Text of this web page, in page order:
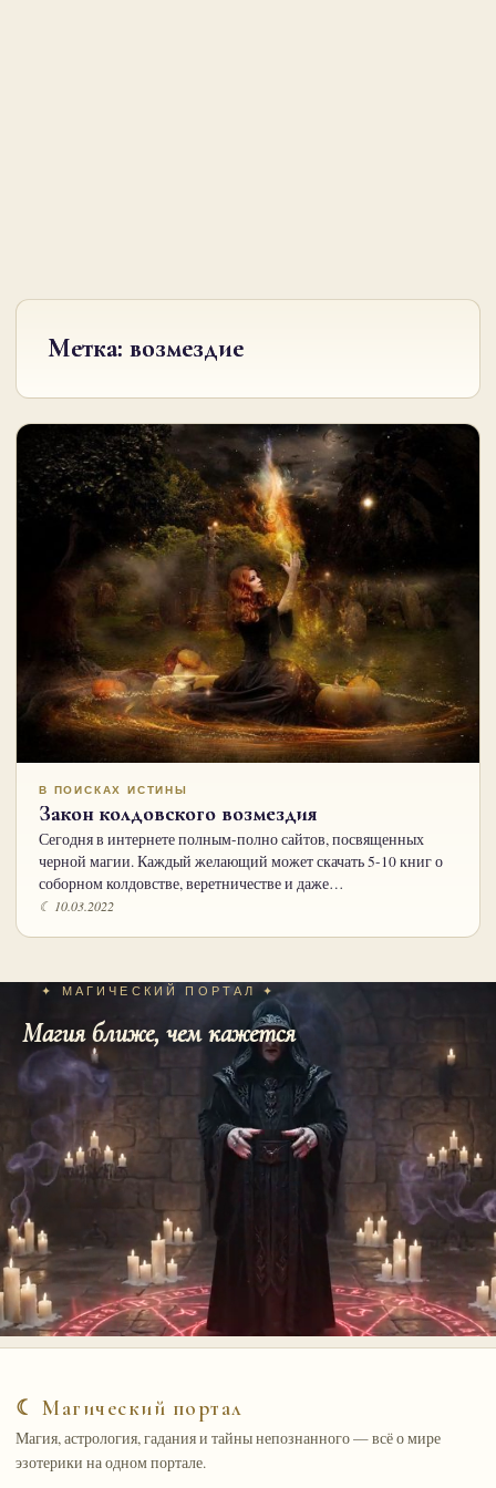
Метка: возмездие
В ПОИСКАХ ИСТИНЫ
Закон колдовского возмездия
Сегодня в интернете полным-полно сайтов, посвященных
черной магии. Каждый желающий может скачать 5-10 книг о
соборном колдовстве, веретничестве и даже…
☾ 10.03.2022
✦ МАГИЧЕСКИЙ ПОРТАЛ ✦
Магия ближе, чем кажется
☾ Магический портал
Магия, астрология, гадания и тайны непознанного — всё о мире
эзотерики на одном портале.